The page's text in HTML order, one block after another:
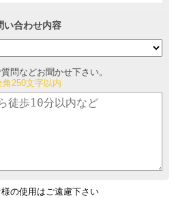
い合わせ内容
問などお聞かせ下さい。
250文字以内
の使用はご遠慮下さい